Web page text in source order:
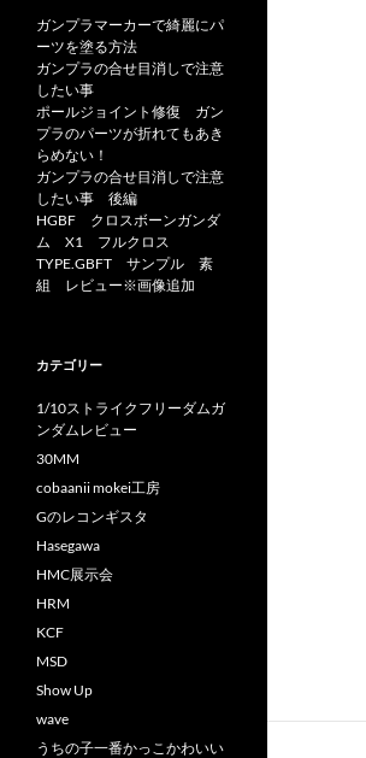
ガンプラマーカーで綺麗にパ
ーツを塗る方法
ガンプラの合せ目消しで注意
したい事
ポールジョイント修復 ガン
プラのパーツが折れてもあき
らめない！
ガンプラの合せ目消しで注意
したい事 後編
HGBF クロスボーンガンダ
ム X1 フルクロス
TYPE.GBFT サンプル 素
組 レビュー※画像追加
カテゴリー
1/10ストライクフリーダムガ
ンダムレビュー
30MM
cobaanii mokei工房
Gのレコンギスタ
Hasegawa
HMC展示会
HRM
KCF
MSD
Show Up
wave
うちの子一番かっこかわいい